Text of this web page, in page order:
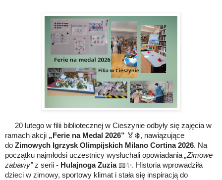
20 lutego w filii bibliotecznej w Cieszynie odbyły się zajęcia w
ramach akcji „Ferie na Medal 2026” 🏅❄️, nawiązujące
do Zimowych Igrzysk Olimpijskich Milano Cortina 2026. Na
początku najmłodsi uczestnicy wysłuchali opowiadania„Zimowe
zabawy”z serii - Hulajnoga Zuzia 📖✨. Historia wprowadziła
dzieci w zimowy, sportowy klimat i stała się inspiracją do